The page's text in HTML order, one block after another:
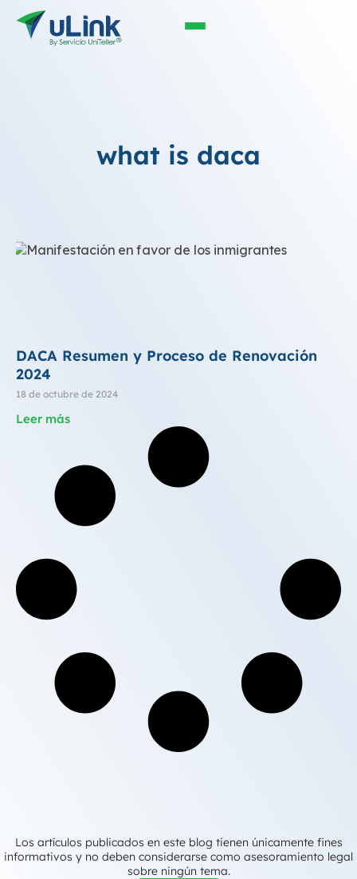
what is daca
DACA Resumen y Proceso de Renovación
2024
18 de octubre de 2024
Leer más
Los artículos publicados en este blog tienen únicamente fines
informativos y no deben considerarse como asesoramiento legal
sobre ningún tema.